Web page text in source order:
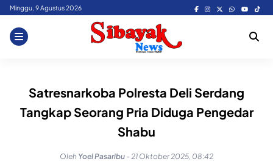
Skip
content
Minggu, 9 Agustus 2026
Satresnarkoba Polresta Deli Serdang
Tangkap Seorang Pria Diduga Pengedar
Shabu
Oleh Yoel Pasaribu - 21 Oktober 2025, 08:42